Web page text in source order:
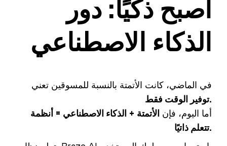
أصبح ذكيًا: دور
الذكاء الاصطناعي
في الماضي، كانت الأتمتة بالنسبة للمسوقين تعني
توفير الوقت فقط.
أما اليوم، فإن الأتمتة + الذكاء الاصطناعي = أنظمة
تتعلم ذاتيًا.